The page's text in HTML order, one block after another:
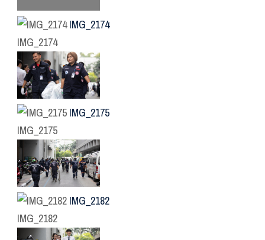
IMG_2174
IMG_2174
IMG_2175
IMG_2175
IMG_2182
IMG_2182